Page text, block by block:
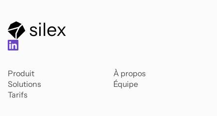
Produit
Solutions
Tarifs
À propos
Équipe